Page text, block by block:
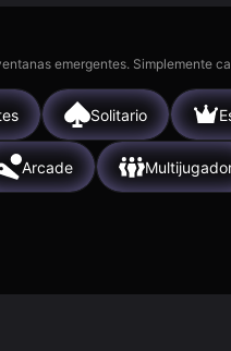
emergentes. Simplemente
Solitario
Arcade